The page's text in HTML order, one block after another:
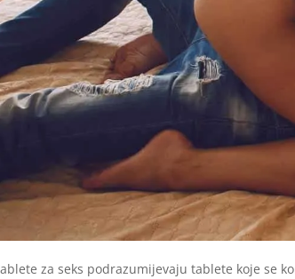
za seks podrazumijevaju tablete koje se